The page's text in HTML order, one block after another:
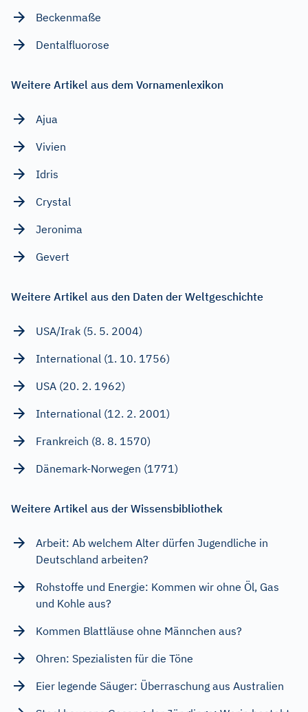
Beckenmaße
Dentalfluorose
Weitere Artikel aus dem Vornamenlexikon
Ajua
Vivien
Idris
Crystal
Jeronima
Gevert
Weitere Artikel aus den Daten der Weltgeschichte
USA/Irak (5. 5. 2004)
International (1. 10. 1756)
USA (20. 2. 1962)
International (12. 2. 2001)
Frankreich (8. 8. 1570)
Dänemark-Norwegen (1771)
Weitere Artikel aus der Wissensbibliothek
Arbeit: Ab welchem Alter dürfen Jugendliche in
Deutschland arbeiten?
Rohstoffe und Energie: Kommen wir ohne Öl, Gas
und Kohle aus?
Kommen Blattläuse ohne Männchen aus?
Ohren: Spezialisten für die Töne
Eier legende Säuger: Überraschung aus Australien